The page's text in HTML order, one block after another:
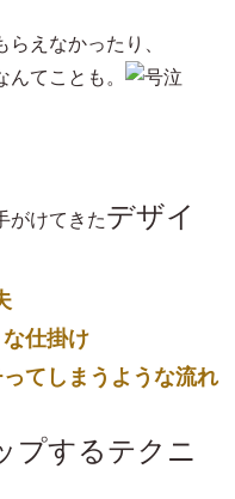
えなかったり、
てことも。
がけてきたデザイ
仕掛け
てしまうような流れ
プするテクニ